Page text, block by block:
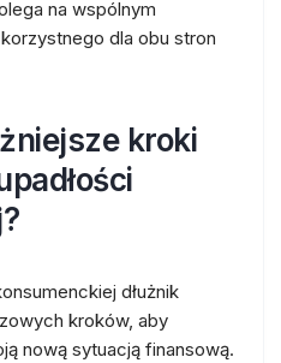
na wspólnym
dla obu stron
kroki
dłużnik
kroków, aby
nową sytuacją finansową.